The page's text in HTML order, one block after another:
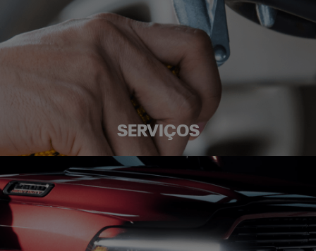
SERVIÇOS